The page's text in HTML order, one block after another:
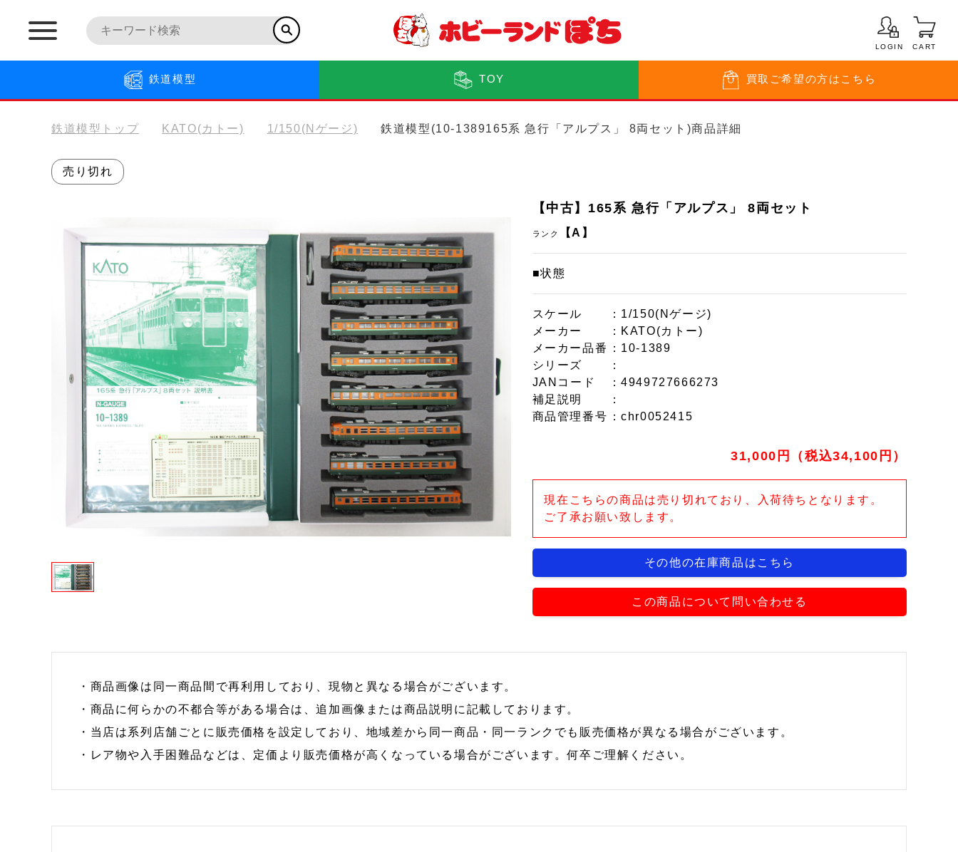
LOGIN CART
鉄道模型 TOY 買取 ご希望の方はこちら
鉄道模型トップ KATO(カトー) 1/150(Nゲージ) 鉄道模型(10-1389165系 急行「アルプス」 8両セット)商品詳細
売り切れ
【中古】165系 急行「アルプス」 8両セット
ランク 【A】
■状態
スケール
：1/150(Nゲージ)
メーカー
：KATO(カトー)
メーカー品番
：10-1389
シリーズ
：
JANコード
：4949727666273
補足説明
：
商品管理番号 ：chr0052415
31,000円（税込34,100円）
現在こちらの商品は売り切れており、入荷待ちとなります。
ご了承お願い致します。
その他の在庫商品はこちら
この商品について問い合わせる
・商品画像は同一商品間で再利用しており、現物と異なる場合がございます。
・商品に何らかの不都合等がある場合は、追加画像または商品説明に記載しております。
・当店は系列店舗ごとに販売価格を設定しており、地域差から同一商品・同一ランクでも販売価格が異なる場合がございます。
・レア物や入手困難品などは、定価より販売価格が高くなっている場合がございます。何卒ご理解ください。